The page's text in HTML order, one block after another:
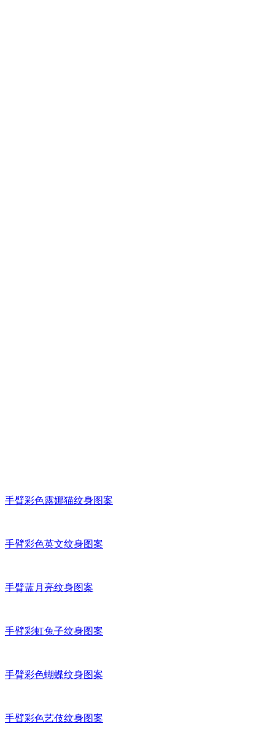
手臂彩色露娜猫纹身图案
手臂彩色英文纹身图案
手臂蓝月亮纹身图案
手臂彩虹兔子纹身图案
手臂彩色蝴蝶纹身图案
手臂彩色艺伎纹身图案